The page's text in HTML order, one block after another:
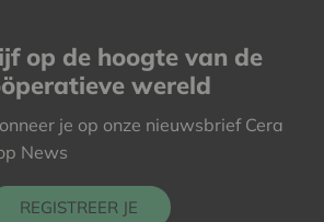
op de hoogte van de
wereld
je op onze nieuwsbrief Cera
News
REGISTREER JE